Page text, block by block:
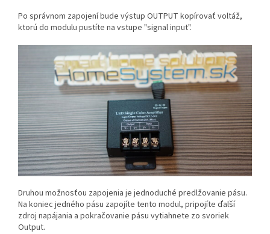
Po správnom zapojení bude výstup OUTPUT kopírovať voltáž,
ktorú do modulu pustíte na vstupe "signal input".
Druhou možnosťou zapojenia je jednoduché predlžovanie pásu.
Na koniec jedného pásu zapojíte tento modul, pripojíte ďalší
zdroj napájania a pokračovanie pásu vytiahnete zo svoriek
Output.